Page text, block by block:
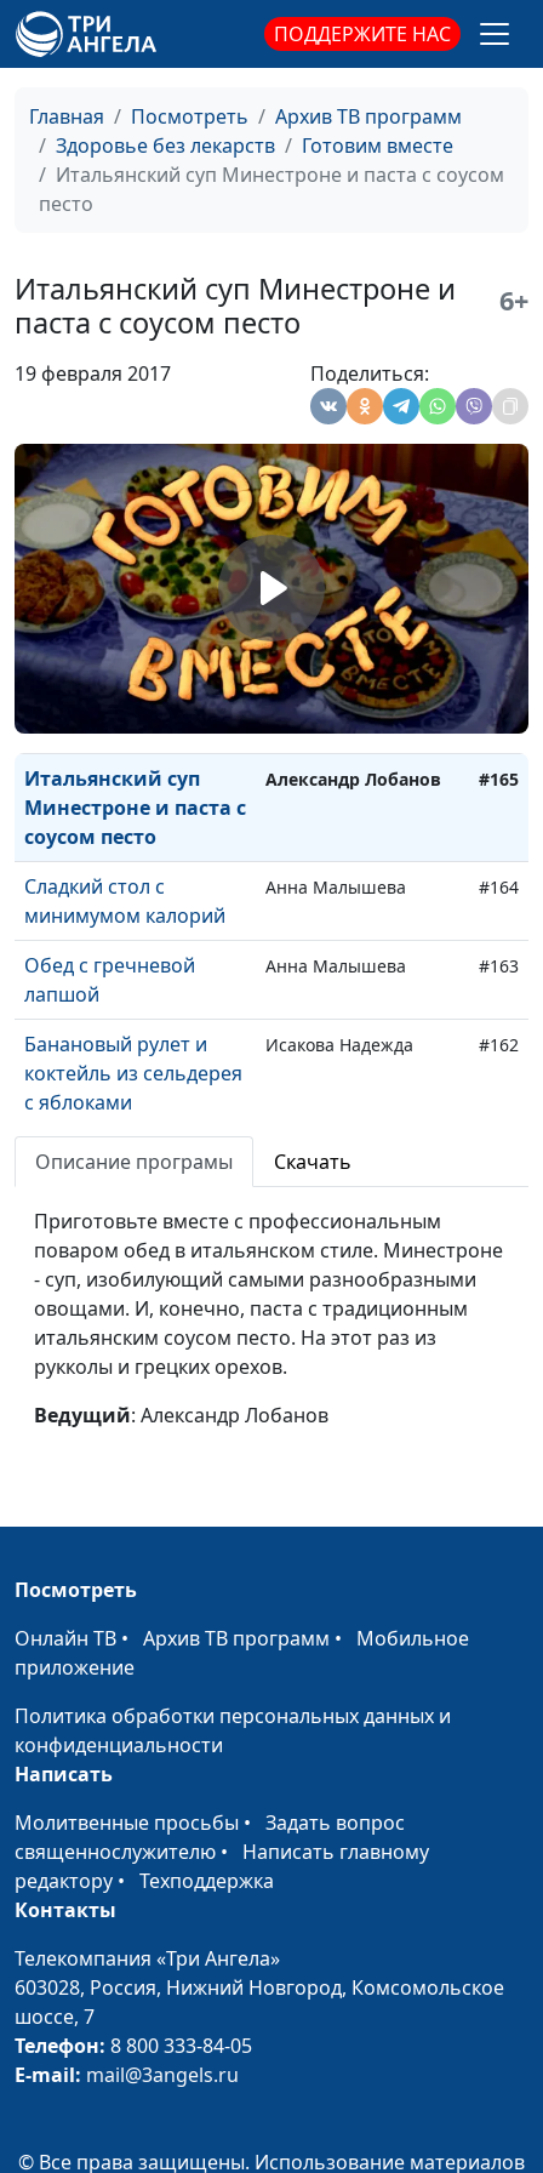
ПОДДЕРЖИТЕ НАС
Главная Посмотреть
Архив ТВ программ
Здоровье без лекарств
Готовим вместе
Итальянский суп Минестроне и паста с соусом
песто
Итальянский суп Минестроне и
паста с соусом песто
6+
19 февраля 2017 Поделиться:
фруктов
Рецепты блюд из
Ангелина Дубровина #174
Продукты, богатые
белком
Ангелина Дубровина
Хлебопечение Ангелина Дубровина
Мандариновый
рождественским чаем
Алёна Будникова
салат из моркови с
яйцом
Штрудель с грибами Алёна Будникова #168
Фриттата с овощами и
безалкогольный
глинтвейн
Александр Лобанов #167
Фокачча и овощное
рагу с нутом
Александр Лобанов #166
Итальянский суп
Минестроне и паста с
соусом песто
Александр Лобанов #165
Сладкий стол с
минимумом калорий
Анна Малышева #164
Обед с гречневой
лапшой
Анна Малышева #163
Банановый рулет и
коктейль из сельдерея
с яблоками
Исакова Надежда #162
Домашние сладости Исакова Надежда
Обед в восточном
стиле
Юлия Ключникова #159
Вегетарианские роллы
Алексей Вавилов,
шеф-повар центра
жизни»
здоровья «Дорога
Торт «Шоколадная
лакомка» и мороженое
«Шоколадное
Фруктовый рулет,
халва арахисовая,
«Ежик»
Суп с семечками и
паштет из
чечевицы
Ангелина Дубровина
Рулет с пророщенной
чечевицей и салат из
свежей капусты по-
Каша гречневая с
Ангелина Дубровина
Описание програмы Скачать
Приготовьте вместе с профессиональным
поваром обед в итальянском стиле. Минестроне
- суп, изобилующий самыми разнообразными
овощами. И, конечно, паста с традиционным
итальянским соусом песто. На этот раз из
рукколы и грецких орехов.
Ведущий: Александр Лобанов
Посмотреть
Онлайн ТВ • Архив ТВ программ • Мобильное
приложение
Политика обработки персональных данных и
конфиденциальности
Написать
Молитвенные просьбы • Задать вопрос
священнослужителю • Написать главному
редактору • Техподдержка
Контакты
Телекомпания «Три Ангела»
603028, Россия, Нижний Новгород, Комсомольское
шоссе, 7
Телефон: 8 800 333-84-05
E-mail: mail@3angels.ru
© Все права защищены. Использование материалов